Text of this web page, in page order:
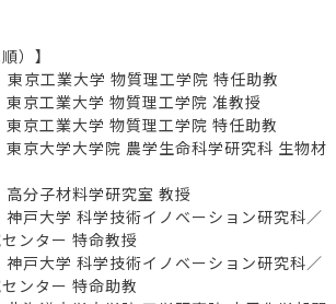
）】
京工業大学 物質理工学院 特任助教
業大学 物質理工学院 准教授
大学 物質理工学院 特任助教
大学院 農学生命科学研究科 生物材
学研究室 教授
科学技術イノベーション研究科／
ンター 特命教授
科学技術イノベーション研究科／
ンター 特命助教